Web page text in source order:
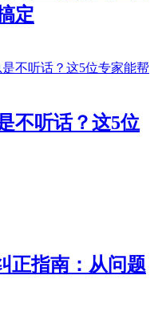
定
不听话？这5位
正指南：从问题